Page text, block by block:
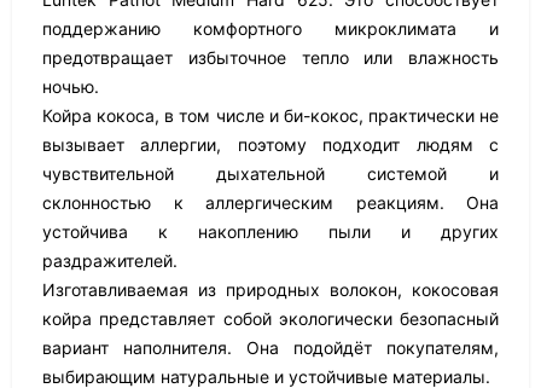
поддержанию комфортного микроклимата и
предотвращает избыточное тепло или влажность
ночью.
Койра кокоса, в том числе и би-кокос, практически не
вызывает аллергии, поэтому подходит людям с
чувствительной дыхательной системой и
склонностью к аллергическим реакциям. Она
устойчива к накоплению пыли и других
раздражителей.
Изготавливаемая из природных волокон, кокосовая
койра представляет собой экологически безопасный
вариант наполнителя. Она подойдёт покупателям,
выбирающим натуральные и устойчивые материалы.